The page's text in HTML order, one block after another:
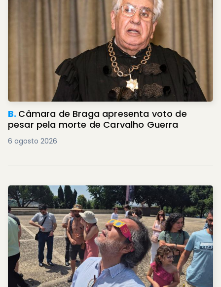
B. Câmara de Braga apresenta voto de
pesar pela morte de Carvalho Guerra
6 agosto 2026